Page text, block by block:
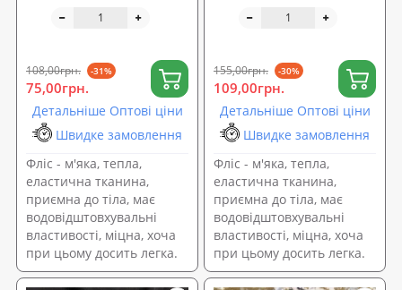
Чорний (TK-0096)
108,00грн. -31%
75,00грн.
Детальніше Оптові ціни
Швидке замовлення
Фліс - м'яка, тепла,
еластична тканина,
приємна до тіла, має
водовідштовхувальні
властивості, міцна, хоча
при цьому досить легка.
Камуфляж (TK-0097)
155,00грн. -30%
109,00грн.
Детальніше Оптові ціни
Швидке замовлення
Фліс - м'яка, тепла,
еластична тканина,
приємна до тіла, має
водовідштовхувальні
властивості, міцна, хоча
при цьому досить легка.